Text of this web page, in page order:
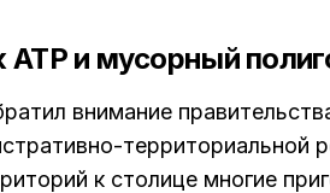
АТР и мусорный
внимание
территориальной
к столице многие